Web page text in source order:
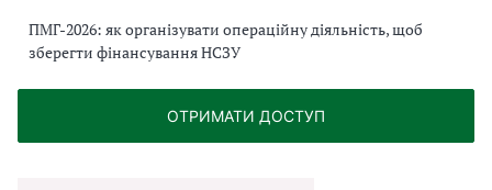
ПМГ-2026: як організувати операційну діяльність, щоб
зберегти фінансування НСЗУ
ОТРИМАТИ ДОСТУП